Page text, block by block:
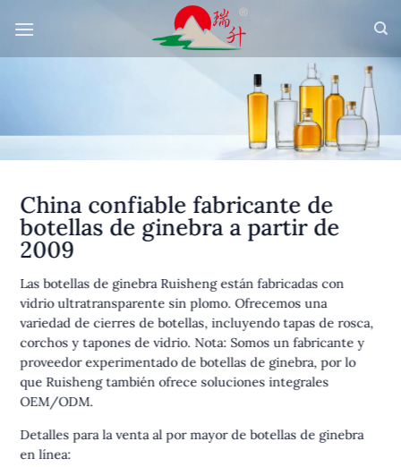
contenido
China confiable fabricante de
botellas de ginebra a partir de
2009
Las botellas de ginebra Ruisheng están fabricadas con
vidrio ultratransparente sin plomo. Ofrecemos una
variedad de cierres de botellas, incluyendo tapas de rosca,
corchos y tapones de vidrio. Nota: Somos un fabricante y
proveedor experimentado de botellas de ginebra, por lo
que Ruisheng también ofrece soluciones integrales
OEM/ODM.
Detalles para la venta al por mayor de botellas de ginebra
en línea: